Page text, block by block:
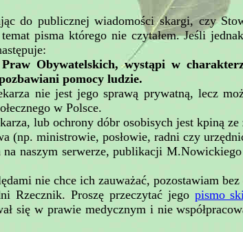
do publicznej wiadomości skargi, czy
pisma którego nie czytałem. Jeśli
Obywatelskich, wystąpi w
pomocy ludzie.
nie jest jego sprawą prywatną, lecz
w Polsce.
lub ochrony dóbr osobisych jest kpiną ze
(np. ministrowie, posłowie, radni czy
na naszym serwerze, publikacji
nie chce ich zauważać, pozostawiam
Rzecznik. Proszę przeczytać jego pismo
się w prawie medycznym i nie